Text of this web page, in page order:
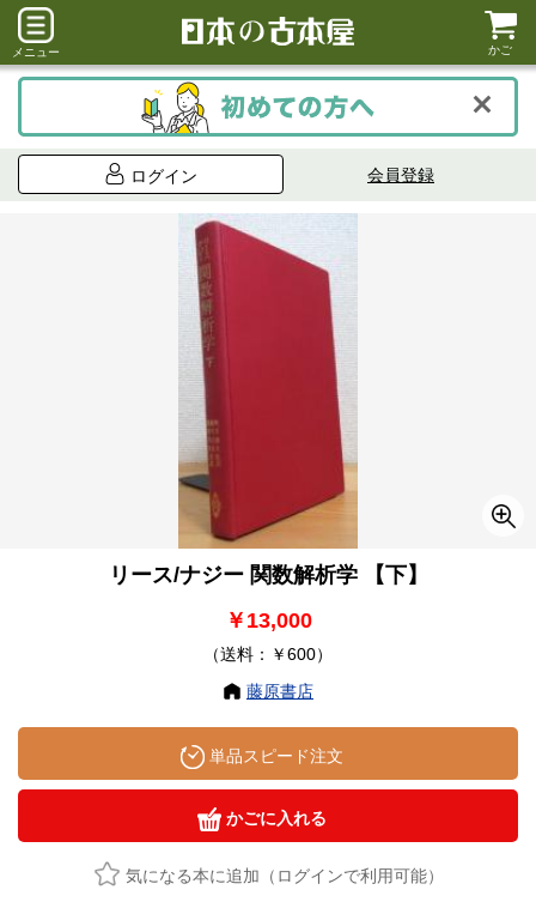
メニュー かご
ログイン 会員登録
リース/ナジー 関数解析学 【下】
￥13,000
（送料：￥600）
藤原書店
単品スピード注文
かごに入れる
気になる本に追加（ログインで利用可能）